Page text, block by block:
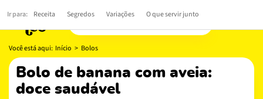
Você está aqui: Início > Bolos
bolo de banana com aveia:
doce saudável
Ir para: Receita Segredos Variações O que servir junto